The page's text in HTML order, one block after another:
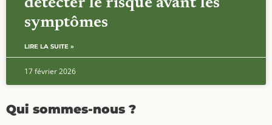
symptômes
LIRE LA SUITE »
17 février 2026
Qui sommes-nous ?